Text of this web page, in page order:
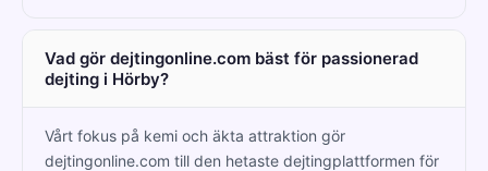
Vad gör dejtingonline.com bäst för passionerad
dejting i Hörby?
Vårt fokus på kemi och äkta attraktion gör
dejtingonline.com till den hetaste dejtingplattformen för